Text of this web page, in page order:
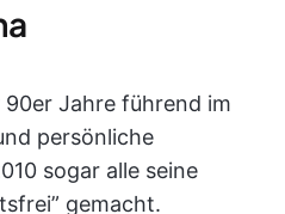
Jahre führend im
persönliche
sogar alle seine
gemacht.